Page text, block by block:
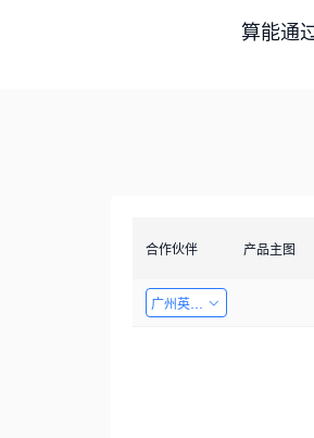
算能通
合作伙伴 产品主图
广州英码信息科技有限公司